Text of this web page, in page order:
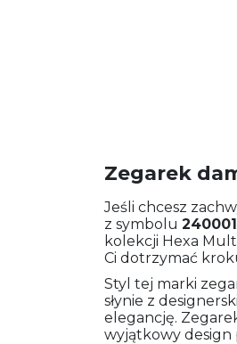
Zegarek
Jeśli chcesz
z symbolu
kolekcji Hexa
Ci dotrzymać
Styl tej marki
słynie z
elegancję.
wyjątkowy design